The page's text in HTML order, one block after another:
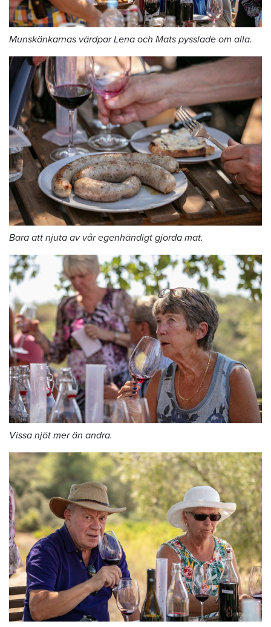
Munskänkarnas värdpar Lena och Mats pysslade om alla.
Bara att njuta av vår egenhändigt gjorda mat.
Vissa njöt mer än andra.